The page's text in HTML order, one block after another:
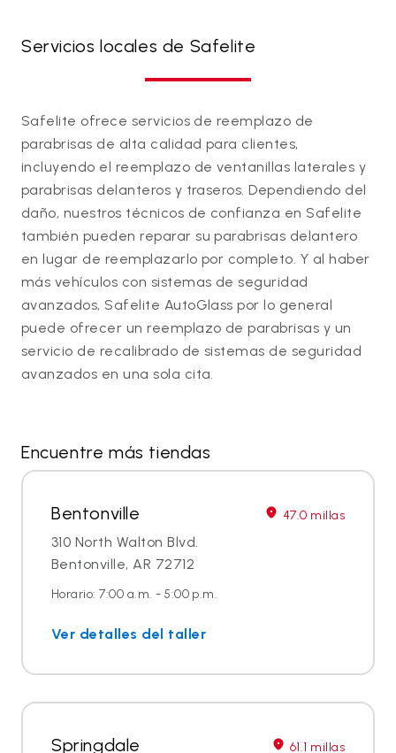
Servicios locales de Safelite
Safelite ofrece servicios de reemplazo de
parabrisas de alta calidad para clientes,
incluyendo el reemplazo de ventanillas laterales y
parabrisas delanteros y traseros. Dependiendo del
daño, nuestros técnicos de confianza en Safelite
también pueden reparar su parabrisas delantero
en lugar de reemplazarlo por completo. Y al haber
más vehículos con sistemas de seguridad
avanzados, Safelite AutoGlass por lo general
puede ofrecer un reemplazo de parabrisas y un
servicio de recalibrado de sistemas de seguridad
avanzados en una sola cita.
Encuentre más tiendas
Bentonville 47.0 millas
310 North Walton Blvd.
Bentonville, AR 72712
Horario: 7:00 a.m. - 5:00 p.m.
Ver detalles del taller
Springdale 61.1 millas